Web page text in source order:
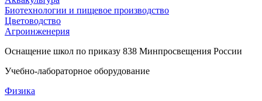
Биотехнологии и пищевое производство
Цветоводство
Агроинженерия
Оснащение школ по приказу 838 Минпросвещения России
Учебно-лабораторное оборудование
Физика